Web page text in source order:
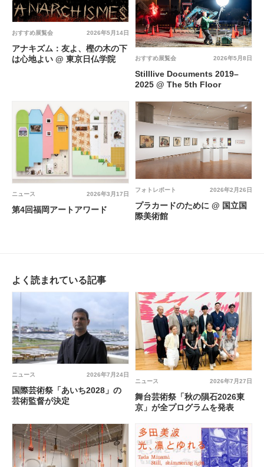
2026年5月14日
おすすめ展覧会
アナキズム：友よ、樫の木の下
は心地よい @ 東京日仏学院
2026年5月8日
おすすめ展覧会
Stilllive Documents 2019–
2025 @ The 5th Floor
2026年3月17日
ニュース
第4回福岡アートアワード
2026年2月26日
フォトレポート
プラカードのために @ 国立国
際美術館
よく読まれている記事
2026年7月24日
ニュース
国際芸術祭「あいち2028」の
芸術監督が決定
2026年7月27日
ニュース
舞台芸術祭「秋の隕石2026東
京」が全プログラムを発表